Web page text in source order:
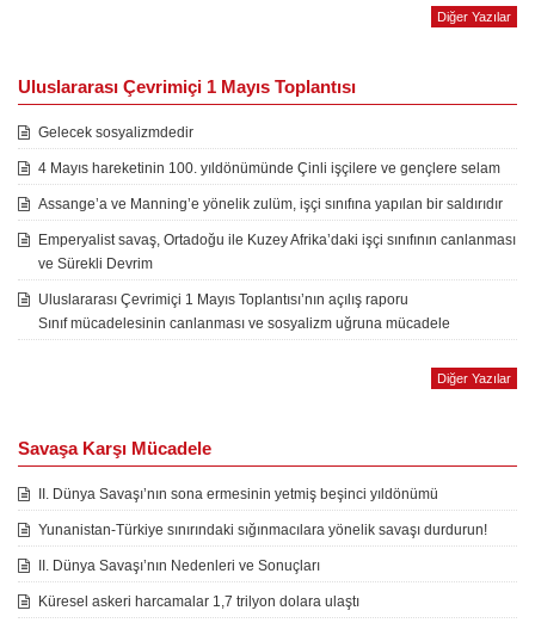
Diğer Yazılar
Uluslararası Çevrimiçi 1 Mayıs Toplantısı
Gelecek sosyalizmdedir
4 Mayıs hareketinin 100. yıldönümünde Çinli işçilere ve gençlere selam
Assange’a ve Manning’e yönelik zulüm, işçi sınıfına yapılan bir saldırıdır
Emperyalist savaş, Ortadoğu ile Kuzey Afrika’daki işçi sınıfının canlanması
ve Sürekli Devrim
Uluslararası Çevrimiçi 1 Mayıs Toplantısı’nın açılış raporu
Sınıf mücadelesinin canlanması ve sosyalizm uğruna mücadele
Diğer Yazılar
Savaşa Karşı Mücadele
II. Dünya Savaşı’nın sona ermesinin yetmiş beşinci yıldönümü
Yunanistan-Türkiye sınırındaki sığınmacılara yönelik savaşı durdurun!
II. Dünya Savaşı’nın Nedenleri ve Sonuçları
Küresel askeri harcamalar 1,7 trilyon dolara ulaştı